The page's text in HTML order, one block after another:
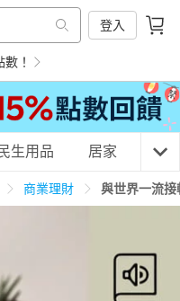
登入
！
民生用品 居家 3C
商業理財 與世界一流